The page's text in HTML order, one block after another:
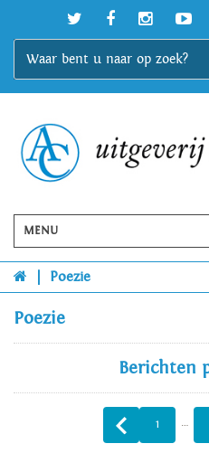
MENU
Poezie
Poezie
Berichten
1 …